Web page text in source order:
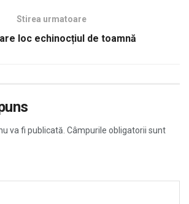
Stirea urmatoare
loc echinocțiul de toamnă
va fi publicată. Câmpurile obligatorii sunt